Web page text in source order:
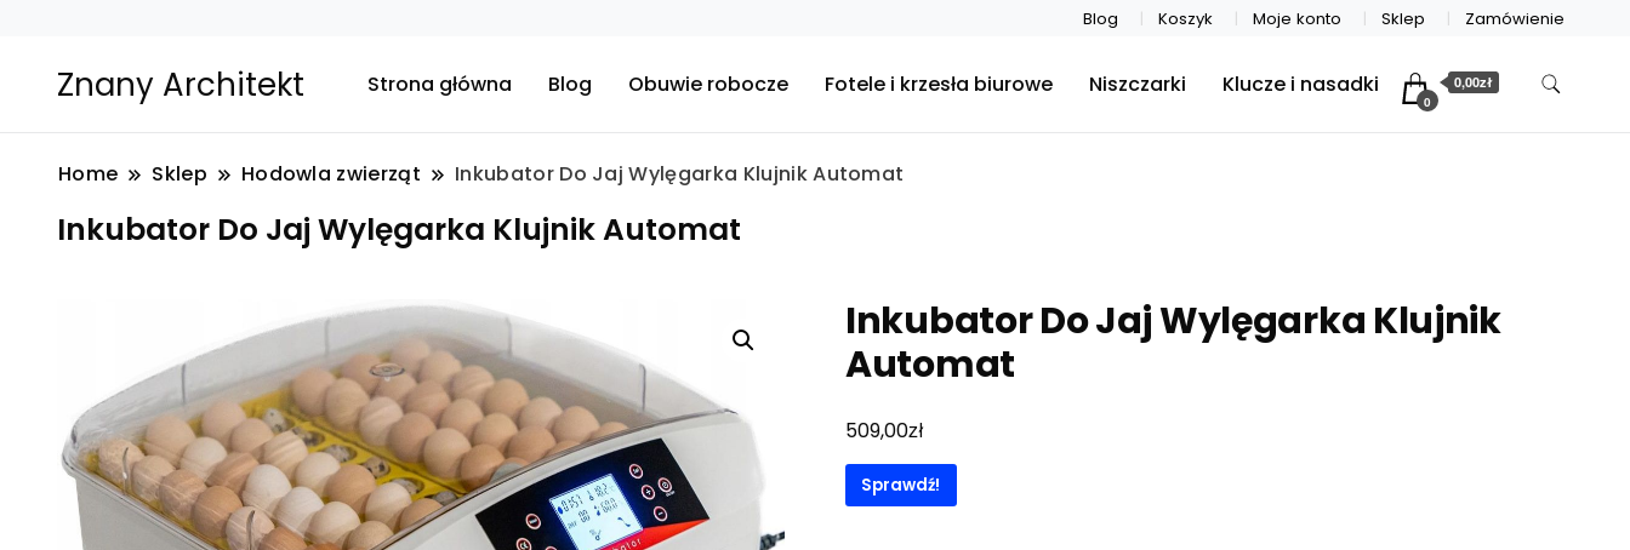
Blog Koszyk Moje konto Sklep Zamówienie
Znany Architekt Strona główna Blog Obuwie robocze Fotele i krzesła biurowe Niszczarki Klucze i nasadki
0
0,00zł
Home Sklep Hodowla zwierząt Inkubator Do Jaj Wylęgarka Klujnik Automat
Inkubator Do Jaj Wylęgarka Klujnik Automat
Inkubator Do Jaj Wylęgarka Klujnik
Automat
509,00zł
Sprawdź!